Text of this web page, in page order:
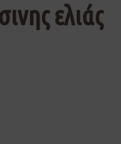
ελιάς